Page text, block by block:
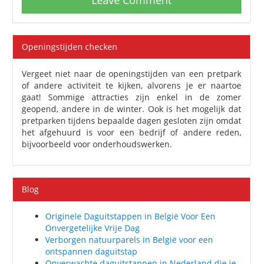
Openingstijden checken
Vergeet niet naar de openingstijden van een pretpark
of andere activiteit te kijken, alvorens je er naartoe
gaat! Sommige attracties zijn enkel in de zomer
geopend, andere in de winter. Ook is het mogelijk dat
pretparken tijdens bepaalde dagen gesloten zijn omdat
het afgehuurd is voor een bedrijf of andere reden,
bijvoorbeeld voor onderhoudswerken.
Blog
Originele Daguitstappen in België Voor Een
Onvergetelijke Vrije Dag
Verborgen natuurparels in België voor een
ontspannen daguitstap